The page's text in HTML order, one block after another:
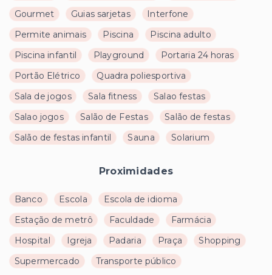
Gourmet
Guias sarjetas
Interfone
Permite animais
Piscina
Piscina adulto
Piscina infantil
Playground
Portaria 24 horas
Portão Elétrico
Quadra poliesportiva
Sala de jogos
Sala fitness
Salao festas
Salao jogos
Salão de Festas
Salão de festas
Salão de festas infantil
Sauna Solarium
Proximidades
Banco Escola
Escola de idioma
Estação de metrô
Faculdade
Farmácia
Hospital
Igreja Padaria Praça
Shopping
Supermercado
Transporte público